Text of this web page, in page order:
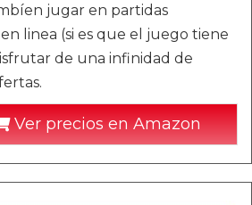
jugar en partidas
linea (si es que el juego tiene
de una infinidad de
Ver precios en Amazon